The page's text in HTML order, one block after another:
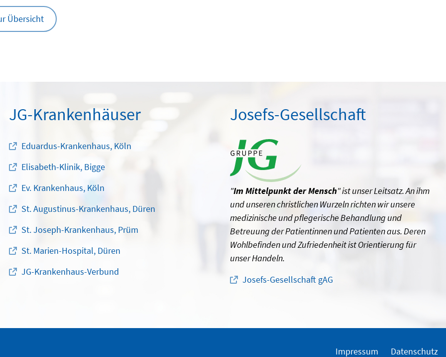
Übersicht
JG-Krankenhäuser
Eduardus-Krankenhaus, Köln
Elisabeth-Klinik, Bigge
Ev. Krankenhaus, Köln
St. Augustinus-Krankenhaus, Düren
St. Joseph-Krankenhaus, Prüm
St. Marien-Hospital, Düren
JG-Krankenhaus-Verbund
Josefs-Gesellschaft
"Im Mittelpunkt der Mensch" ist unser Leitsatz. An ihm
und unseren christlichen Wurzeln richten wir unsere
medizinische und pflegerische Behandlung und
Betreuung der Patientinnen und Patienten aus. Deren
Wohlbefinden und Zufriedenheit ist Orientierung für
unser Handeln.
Josefs-Gesellschaft gAG
Impressum Datenschutz